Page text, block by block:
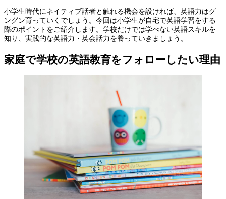
小学生時代にネイティブ話者と触れる機会を設ければ、英語力はグ
ングン育っていくでしょう。今回は小学生が自宅で英語学習をする
際のポイントをご紹介します。学校だけでは学べない英語スキルを
知り、実践的な英語力・英会話力を養っていきましょう。
家庭で学校の英語教育をフォローしたい理由